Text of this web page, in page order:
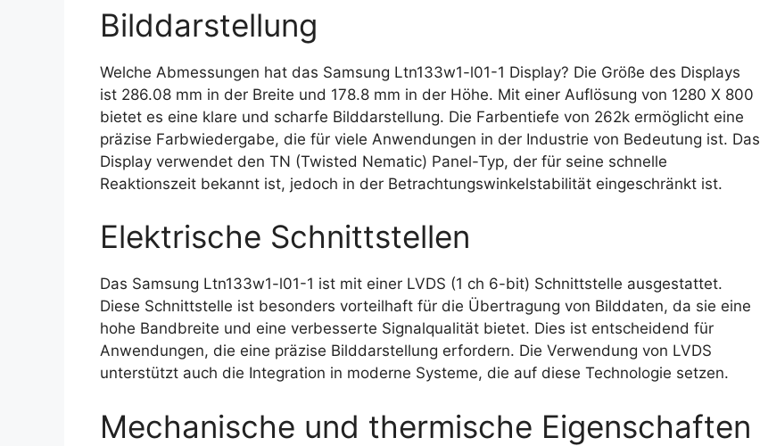
Bilddarstellung
Welche Abmessungen hat das Samsung Ltn133w1-l01-1 Display? Die Größe des Displays
ist 286.08 mm in der Breite und 178.8 mm in der Höhe. Mit einer Auflösung von 1280 X 800
bietet es eine klare und scharfe Bilddarstellung. Die Farbentiefe von 262k ermöglicht eine
präzise Farbwiedergabe, die für viele Anwendungen in der Industrie von Bedeutung ist. Das
Display verwendet den TN (Twisted Nematic) Panel-Typ, der für seine schnelle
Reaktionszeit bekannt ist, jedoch in der Betrachtungswinkelstabilität eingeschränkt ist.
Elektrische Schnittstellen
Das Samsung Ltn133w1-l01-1 ist mit einer LVDS (1 ch 6-bit) Schnittstelle ausgestattet.
Diese Schnittstelle ist besonders vorteilhaft für die Übertragung von Bilddaten, da sie eine
hohe Bandbreite und eine verbesserte Signalqualität bietet. Dies ist entscheidend für
Anwendungen, die eine präzise Bilddarstellung erfordern. Die Verwendung von LVDS
unterstützt auch die Integration in moderne Systeme, die auf diese Technologie setzen.
Mechanische und thermische Eigenschaften